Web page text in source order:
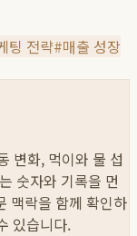
팅 전략#매출 성장
변화, 먹이와 물 섭
숫자와 기록을 먼
맥락을 함께 확인하
있습니다.